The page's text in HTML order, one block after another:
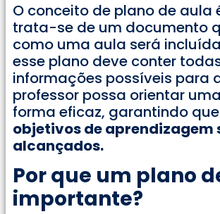
O conceito de plano de aula
trata-se de um documento
como uma aula será
esse plano deve conter
informações possíveis para
professor possa orientar
forma eficaz, garantindo que
objetivos de aprendizagem
alcançados.
Por que um plano
importante?